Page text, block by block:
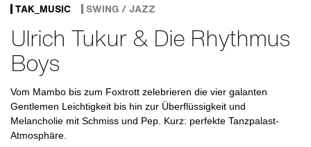
TAK_MUSIC SWING / JAZZ
Ulrich Tukur & Die Rhythmus
Boys
Vom Mambo bis zum Foxtrott zelebrieren die vier galanten
Gentlemen Leichtigkeit bis hin zur Überflüssigkeit und
Melancholie mit Schmiss und Pep. Kurz: perfekte Tanzpalast-
Atmosphäre.